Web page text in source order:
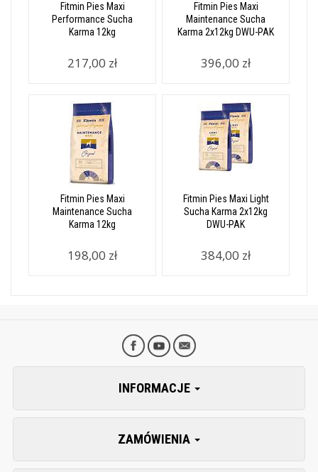
Fitmin Pies Maxi
Performance Sucha
Karma 12kg
217,00 zł
Fitmin Pies Maxi
Maintenance Sucha
Karma 2x12kg DWU-PAK
396,00 zł
Fitmin Pies Maxi
Maintenance Sucha
Karma 12kg
198,00 zł
Fitmin Pies Maxi Light
Sucha Karma 2x12kg
DWU-PAK
384,00 zł
INFORMACJE
ZAMÓWIENIA